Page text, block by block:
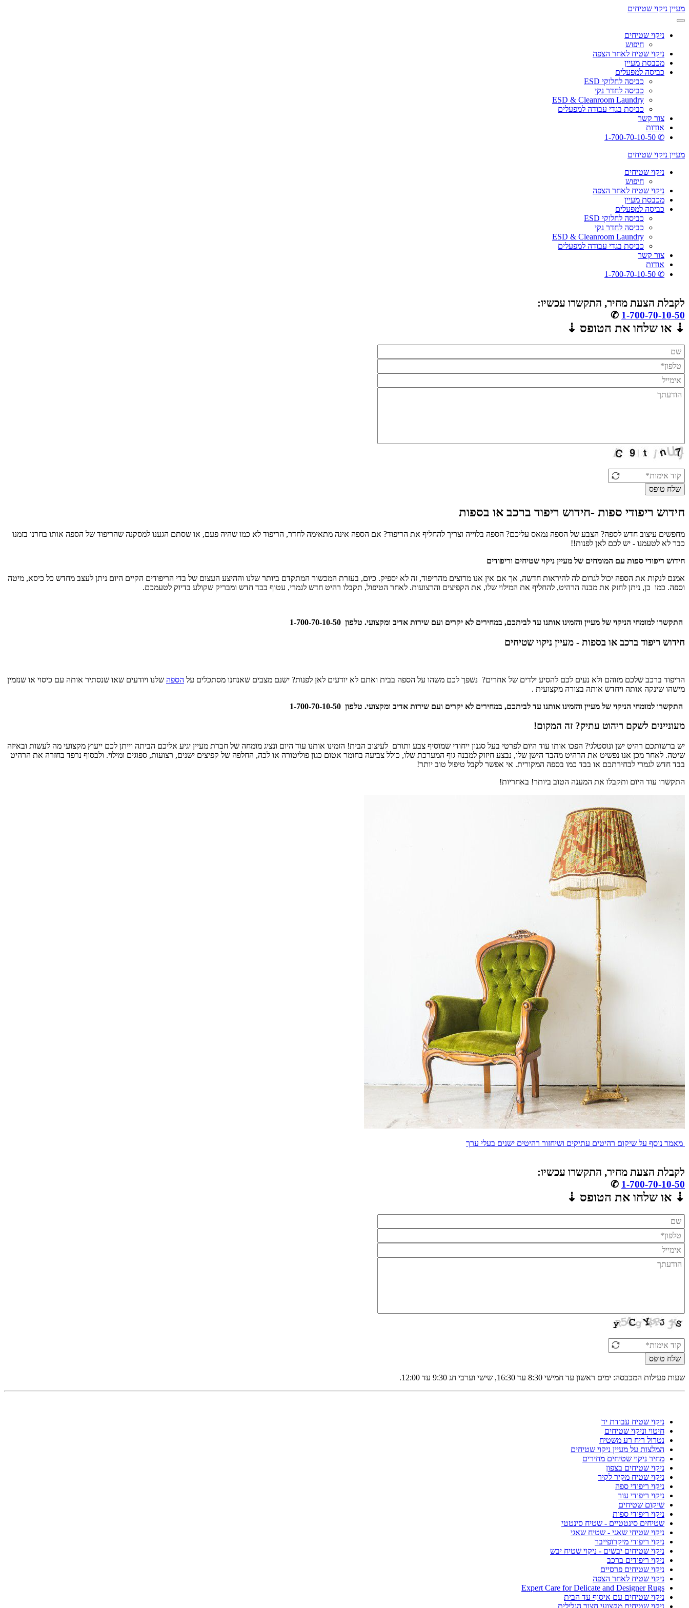
מעיין ניקוי שטיחים
ניקוי שטיחים
חיפוש
ניקוי שטיח לאחר הצפה
מכבסת מעיין
כביסה למפעלים
כביסה לחלוקי ESD
כביסה לחדר נקי
ESD & Cleanroom Laundry
כביסת בגדי עבודה למפעלים
צור קשר
אודות
✆ 1-700-70-10-50
מעיין ניקוי שטיחים
ניקוי שטיחים
חיפוש
ניקוי שטיח לאחר הצפה
מכבסת מעיין
כביסה למפעלים
כביסה לחלוקי ESD
כביסה לחדר נקי
ESD & Cleanroom Laundry
כביסת בגדי עבודה למפעלים
צור קשר
אודות
✆ 1-700-70-10-50
לקבלת הצעת מחיר, התקשרו עכשיו:
1-700-70-10-50
✆
⇣ או שלחו את הטופס ⇣
שלח טופס
חידוש ריפודי ספות -חידוש ריפוד ברכב או בספות
מחפשים עיצוב חדש לספה? הצבע של הספה נמאס עליכם? הספה בלוייה וצריך להחליף את הריפוד? אם הספה אינה מתאימה לחדר, הריפוד לא כמו שהיה פעם, או שסתם הגענו למסקנה שהריפוד של הספה אותו בחרנו בזמנו
כבר לא לטעמנו - יש לכם לאן לפנות!!
חידוש ריפודי ספות עם המומחים של מעיין ניקוי שטיחים וריפודים
אמנם לנקות את הספה יכול לגרום לה להיראות חדשה, אך אם אין אנו מרוצים מהריפוד, זה לא יספיק. כיום, בעזרת המכשור המתקדם ביותר שלנו וההיצע העצום של בדי הריפודים הקיים היום ניתן לעצב מחדש כל כיסא, מיטה
וספה. כמו כן, ניתן לחזק את מבנה הרהיט, להחליף את המילוי שלו, את הקפיצים והרצועות. לאחר הטיפול, תקבלו רהיט חדש לגמרי, עטוף בבד חדש ומבריק שקולע בדיוק לטעמכם.
התקשרו למומחי הניקוי של מעיין והזמינו אותנו עד לביתכם, במחירים לא יקרים ועם שירות אדיב ומקצועי. טלפון 1-700-70-10-50
חידוש ריפוד ברכב או בספות - מעיין ניקוי שטיחים
הריפוד ברכב שלכם מזוהם ולא נעים לכם להסיע ילדים של אחרים? נשפך לכם משהו על הספה בבית ואתם לא יודעים לאן לפנות? ישנם מצבים שאנחנו מסתכלים על הספה שלנו ויודעים שאו שנסתיר אותה עם כיסוי או שנזמין
מישהו שינקה אותה ויחדש אותה בצורה מקצועית .
התקשרו למומחי הניקוי של מעיין והזמינו אותנו עד לביתכם, במחירים לא יקרים ועם שירות אדיב ומקצועי. טלפון 1-700-70-10-50
מעוניינים לשקם ריהוט עתיק? זה המקום!
יש ברשותכם רהיט ישן ונוסטלגי? הפכו אותו עוד היום לפרטי בעל סגנון ייחודי שמוסיף צבע ותורם לעיצוב הבית! הזמינו אותנו עוד היום ונציג מומחה של חברת מעיין יגיע אליכם הביתה וייתן לכם ייעוץ מקצועי מה לעשות ובאיזה
שיטה. לאחר מכן אנו נפשיט את הרהיט מהבד הישן שלו, נבצע חיזוק למבנה גוף המערכת שלו, כולל צביעה בחומר אטום כגון פוליטורה או לכה, החלפה של קפיצים ישנים, רצועות, ספוגים ומילוי. ולבסוף נרפד בחזרה את הרהיט
בבד חדש לגמרי לבחירתכם או בבד כמו בספה המקורית. אי אפשר לקבל טיפול טוב יותר!
התקשרו עוד היום ותקבלו את המענה הטוב ביותר! באחריות!
מאמר נוסף על שיקום רהיטים עתיקים ושיחזור רהיטים ישנים בעלי ערך
לקבלת הצעת מחיר, התקשרו עכשיו:
1-700-70-10-50
✆
⇣ או שלחו את הטופס ⇣
שלח טופס
שעות פעילות המכבסה: ימים ראשון עד חמישי 8:30 עד 16:30, שישי וערבי חג 9:30 עד 12:00.
ניקוי שטיח עבודת יד
חיטוי וניקוי שטיחים
נטרול ריח רע משטיח
המלצות על מעיין ניקוי שטיחים
מחיר ניקוי שטיחים מחירים
ניקוי שטיחים בצפון
ניקוי שטיח מקיר לקיר
ניקוי ריפודי ספה
ניקוי ריפודי עור
שיקום שטיחים
ניקוי ריפודי ספות
שטיחים סינטטיים - שטיח סינטטי
ניקוי שטיחי שאגי - שטיח שאגי
ניקוי ריפודי מיקרופייבר
ניקוי שטיחים יבשים - ניקוי שטיח יבש
ניקוי ריפודים ברכב
ניקוי שטיחים פרסיים
ניקוי שטיח לאחר הצפה
Expert Care for Delicate and Designer Rugs
ניקוי שטיחים עם איסוף עד הבית
ניקוי שטיחים מקצועי חצור הגלילית